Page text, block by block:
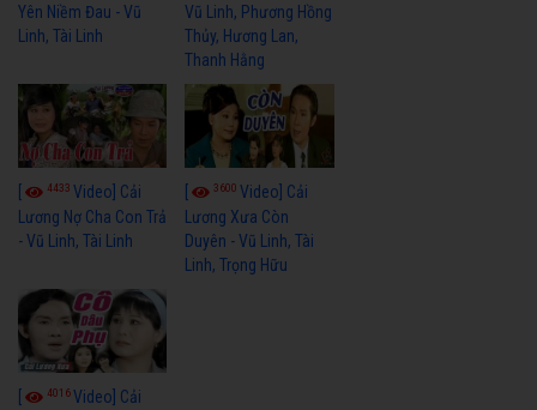
Yên Niềm Đau - Vũ
Linh, Tài Linh
Vũ Linh, Phương Hồng
Thủy, Hương Lan,
Thanh Hằng
4433 Video] Cải
Lương Nợ Cha Con Trả
- Vũ Linh, Tài Linh
3600Video] Cải
Lương Xưa Còn
Duyên - Vũ Linh, Tài
Linh, Trọng Hữu
[ 4016Video] Cải